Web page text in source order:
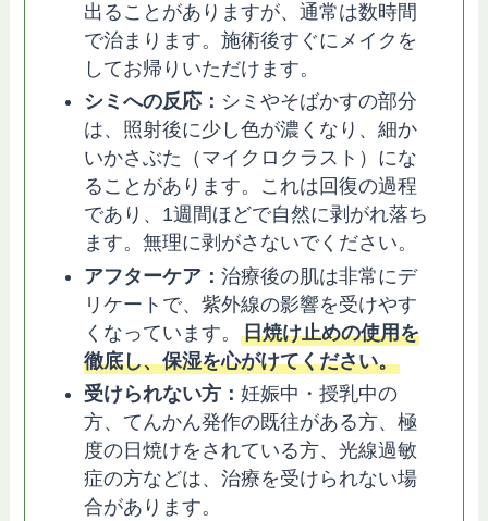
出ることがありますが、通常は数時間
で治まります。施術後すぐにメイクを
してお帰りいただけます。
シミへの反応： シミやそばかすの部分
は、照射後に少し色が濃くなり、細か
いかさぶた（マイクロクラスト）にな
ることがあります。これは回復の過程
であり、1週間ほどで自然に剥がれ落ち
ます。無理に剥がさないでください。
アフターケア：治療後の肌は非常にデ
リケートで、紫外線の影響を受けやす
くなっています。日焼け止めの使用を
徹底し、保湿を心がけてください。
受けられない方：妊娠中・授乳中の
方、てんかん発作の既往がある方、極
度の日焼けをされている方、光線過敏
症の方などは、治療を受けられない場
合があります。